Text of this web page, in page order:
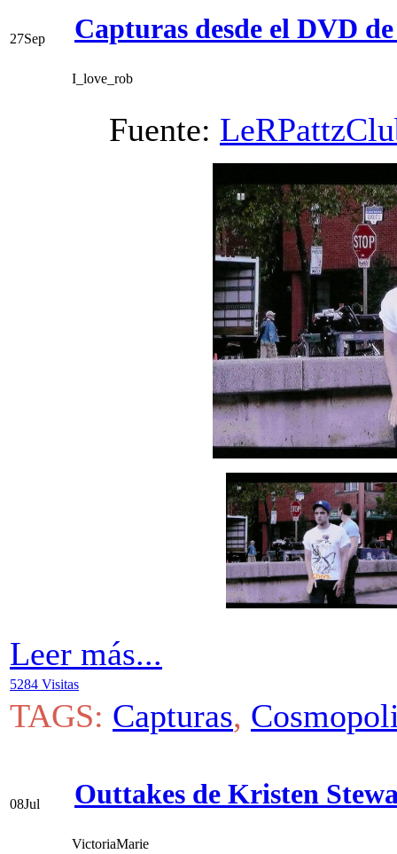
27Sep Capturas desde el DVD
I_love_rob
Fuente:
Leer más...
5284 Visitas
TAGS: Capturas,
08Jul Outtakes de Kristen
VictoriaMarie